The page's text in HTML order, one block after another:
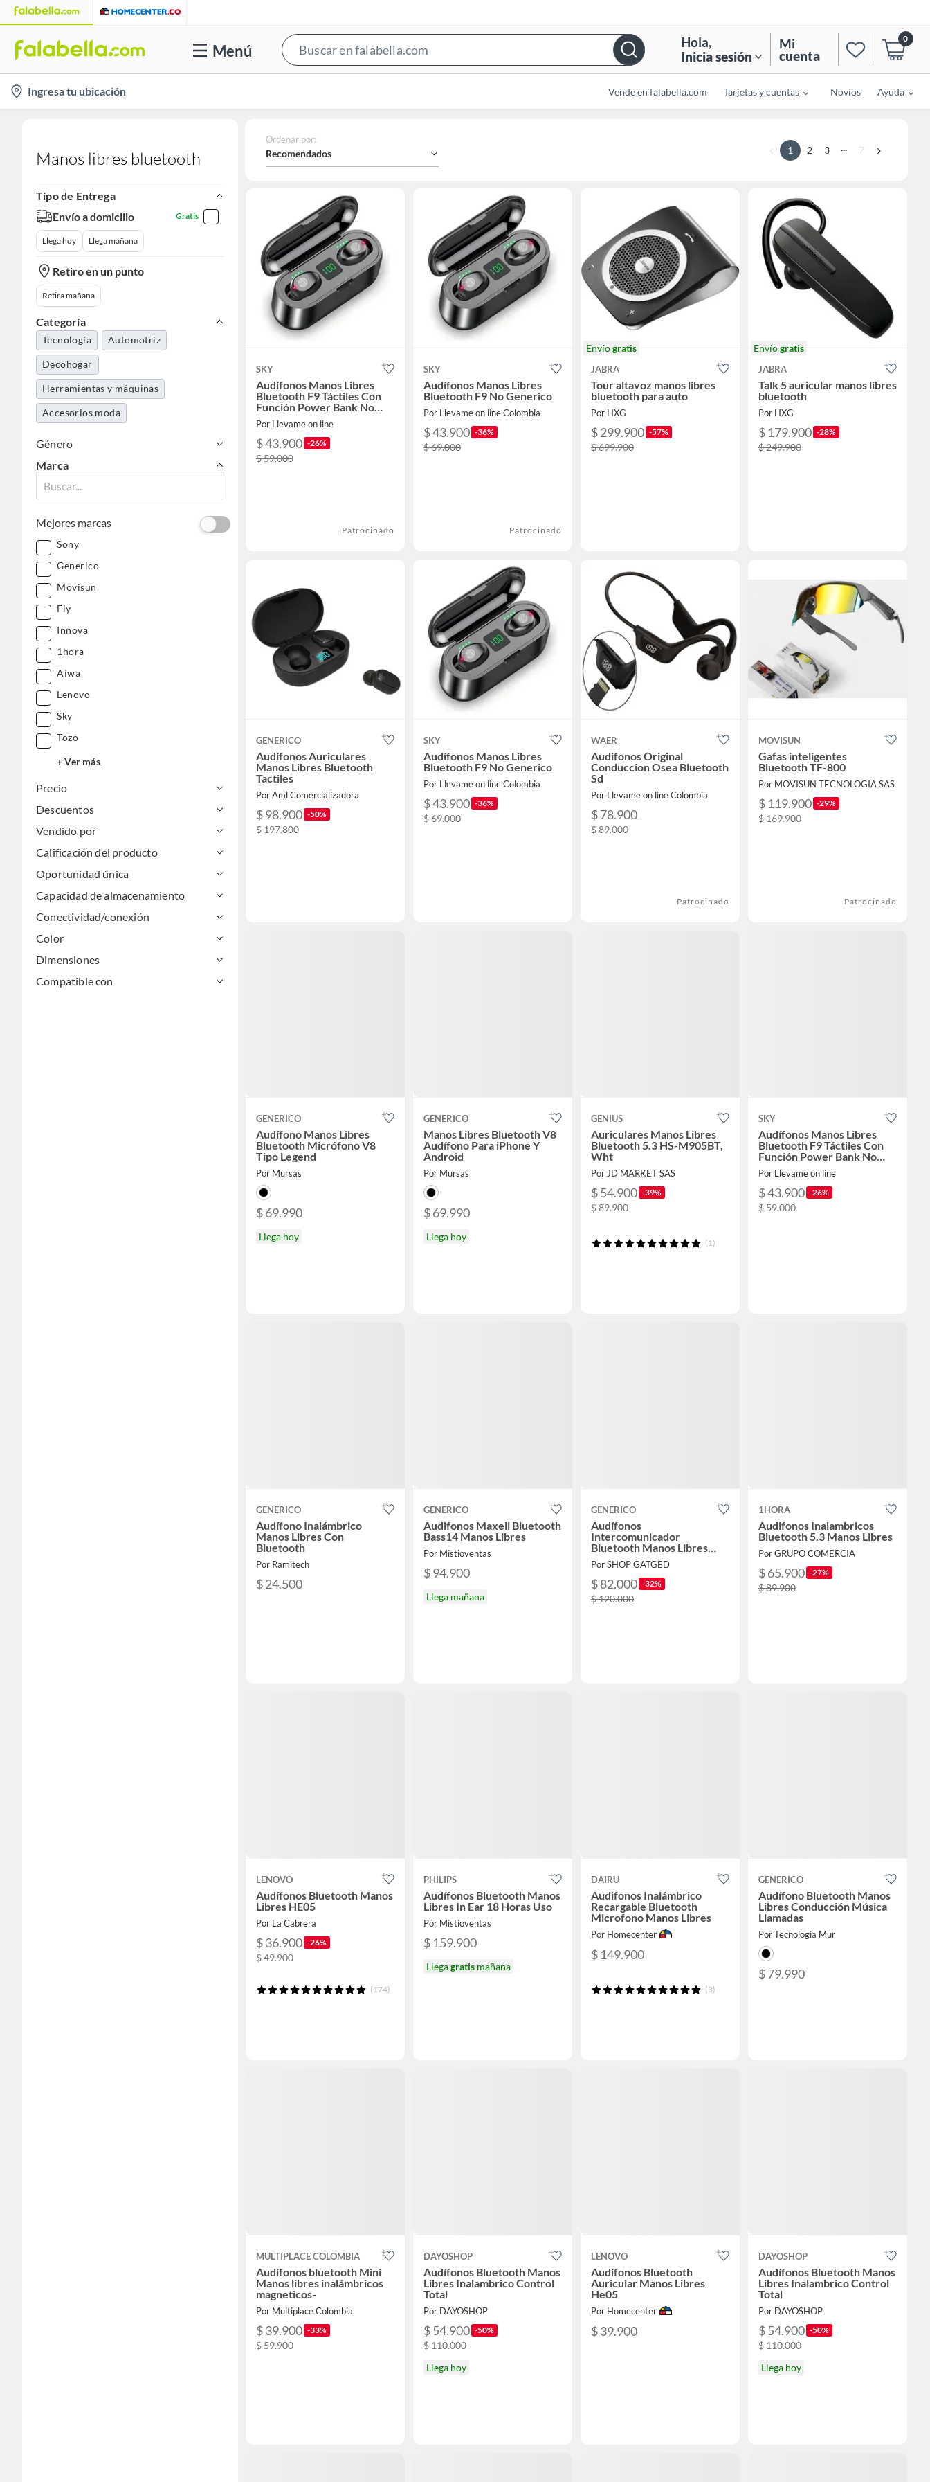
Menú
Bar
Hola,
Inicia sesión
Mi
cuenta
0
location-
icon
Ingresa tu ubicación Vende en falabella.com Tarjetas y cuentas Novios Ayuda
Manos libres bluetooth
Tipo de Entrega
Envío a domicilio
Gratis
Llega hoy Llega mañana
Retiro en un punto
Retira mañana
Categoría
Tecnología Automotriz
Decohogar
Herramientas y máquinas
Accesorios moda
Género
Marca
Mejores marcas
Sony
Generico
Movisun
Fly
Innova
1hora
Aiwa
Lenovo
Sky
Tozo
+ Ver más
Precio
Descuentos
Vendido por
Calificación del producto
Oportunidad única
Capacidad de almacenamiento
Conectividad/conexión
Color
Dimensiones
Compatible con
Ordenar por:
Recomendados 1 2 3 ... 7
SKY
Audífonos Manos Libres
Bluetooth F9 Táctiles Con
Función Power Bank No
Generico
Por Llevame on line
$ 43.900 -26%
$ 59.000
Patrocinado
SKY
Audífonos Manos Libres
Bluetooth F9 No Generico
Por Llevame on line Colombia
$ 43.900 -36%
$ 69.000
Patrocinado
Envíogratis
JABRA
Tour altavoz manos libres
bluetooth para auto
Por HXG
$ 299.900 -57%
$ 699.900
Envíogratis
JABRA
Talk 5 auricular manos libres
bluetooth
Por HXG
$ 179.900 -28%
$ 249.900
GENERICO
Audífonos Auriculares
Manos Libres Bluetooth
Tactiles
Por Aml Comercializadora
$ 98.900 -50%
$ 197.800
SKY
Audífonos Manos Libres
Bluetooth F9 No Generico
Por Llevame on line Colombia
$ 43.900 -36%
$ 69.000
WAER
Audifonos Original
Conduccion Osea Bluetooth
Sd
Por Llevame on line Colombia
$ 78.900
$ 89.000
Patrocinado
MOVISUN
Gafas inteligentes
Bluetooth TF-800
Por MOVISUN TECNOLOGIA SAS
$ 119.900 -29%
$ 169.900
Patrocinado
GENERICO
Audífono Manos Libres
Bluetooth Micrófono V8
Tipo Legend
Por Mursas
$ 69.990
Llega hoy
GENERICO
Manos Libres Bluetooth V8
Audífono Para iPhone Y
Android
Por Mursas
$ 69.990
Llega hoy
GENIUS
Auriculares Manos Libres
Bluetooth 5.3 HS-M905BT,
Wht
Por JD MARKET SAS
$ 54.900 -39%
$ 89.900
(1)
SKY
Audífonos Manos Libres
Bluetooth F9 Táctiles Con
Función Power Bank No
Generico
Por Llevame on line
$ 43.900 -26%
$ 59.000
GENERICO
Audífono Inalámbrico
Manos Libres Con
Bluetooth
Por Ramitech
$ 24.500
GENERICO
Audifonos Maxell Bluetooth
Bass14 Manos Libres
Por Mistioventas
$ 94.900
Llega mañana
GENERICO
Audífonos
Intercomunicador
Bluetooth Manos Libres
Para Casco Moto V10 Con
Luz RGB
Por SHOP GATGED
$ 82.000 -32%
$ 120.000
1HORA
Audifonos Inalambricos
Bluetooth 5.3 Manos Libres
Por GRUPO COMERCIA
$ 65.900 -27%
$ 89.900
LENOVO
Audífonos Bluetooth Manos
Libres HE05
Por La Cabrera
$ 36.900 -26%
$ 49.900
(174)
PHILIPS
Audífonos Bluetooth Manos
Libres In Ear 18 Horas Uso
Por Mistioventas
$ 159.900
Llegagratis mañana
DAIRU
Audifonos Inalámbrico
Recargable Bluetooth
Microfono Manos Libres
Por Homecenter
$ 149.900
(3)
GENERICO
Audífono Bluetooth Manos
Libres Conducción Música
Llamadas
Por Tecnologia Mur
$ 79.990
MULTIPLACE COLOMBIA
Audífonos bluetooth Mini
Manos libres inalámbricos
magneticos-
Por Multiplace Colombia
$ 39.900 -33%
$ 59.900
DAYOSHOP
Audífonos Bluetooth Manos
Libres Inalambrico Control
Total
Por DAYOSHOP
$ 54.900 -50%
$ 110.000
Llega hoy
LENOVO
Audifonos Bluetooth
Auricular Manos Libres
He05
Por Homecenter
$ 39.900
DAYOSHOP
Audífonos Bluetooth Manos
Libres Inalambrico Control
Total
Por DAYOSHOP
$ 54.900 -50%
$ 110.000
Llega hoy